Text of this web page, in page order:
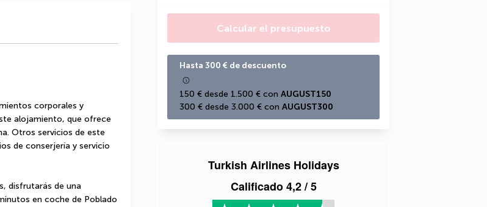
Calcular el presupuesto
Hasta 300 € de descuento
150 € desde 1.500 € con AUGUST150
300 € desde 3.000 € con AUGUST300
Turkish Airlines Holidays
Calificado4,2/ 5
corporales y
alojamiento, que ofrece
Otros servicios de este
de conserjería y servicio
disfrutarás de una
en coche de Poblado